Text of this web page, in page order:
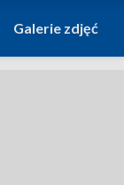
Galerie zdjęć